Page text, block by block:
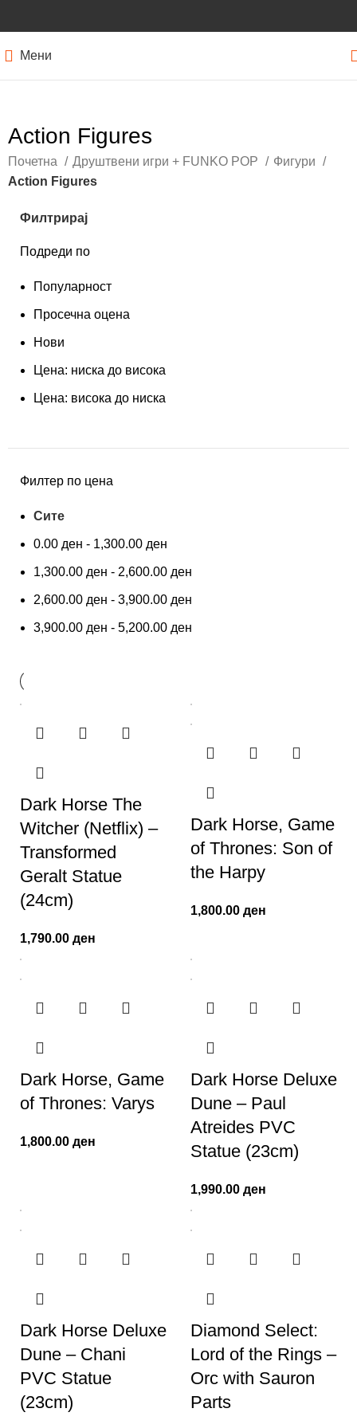
Мени
Action Figures
Почетна Друштвени игри + FUNKO POP
Фигури
Action Figures
Филтрирај
Подреди по
Популарност
Просечна оцена
Нови
Цена: ниска до висока
Цена: висока до ниска
Филтер по цена
Сите
0.00 ден - 1,300.00 ден
1,300.00 ден - 2,600.00 ден
2,600.00 ден - 3,900.00 ден
3,900.00 ден - 5,200.00 ден
Dark Horse The
Witcher (Netflix) –
Transformed
Geralt Statue
(24cm)
1,790.00 ден
Dark Horse, Game
of Thrones: Son of
the Harpy
1,800.00 ден
Dark Horse, Game
of Thrones: Varys
1,800.00 ден
Dark Horse Deluxe
Dune – Paul
Atreides PVC
Statue (23cm)
1,990.00 ден
Dark Horse Deluxe
Dune – Chani
PVC Statue
(23cm)
Diamond Select:
Lord of the Rings –
Orc with Sauron
Parts